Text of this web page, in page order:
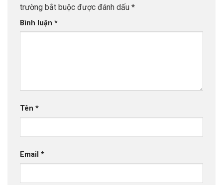
trường bắt buộc được đánh dấu *
Bình luận *
Tên *
Email *